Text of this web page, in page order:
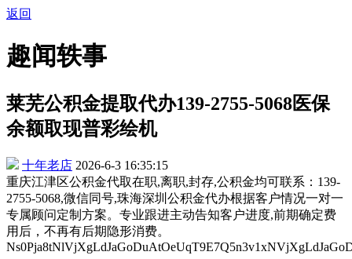
返回
趣闻轶事
莱芜公积金提取代办139-2755-5068医保
余额取现普彩绘机
十年老店 2026-6-3 16:35:15
重庆江津区公积金代取在职,离职,封存,公积金均可联系：139-
2755-5068,微信同号,珠海深圳公积金代办根据客户情况一对一
专属顾问定制方案。专业跟进主动告知客户进度,前期确定费
用后，不再有后期隐形消费。